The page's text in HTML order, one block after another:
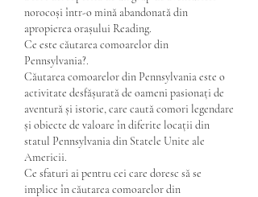
norocoși într-o mină abandonată din
apropierea orașului Reading.
Ce este căutarea comoarelor din
Pennsylvania?.
Căutarea comoarelor din Pennsylvania este o
activitate desfășurată de oameni pasionați de
aventură și istorie, care caută comori legendare
și obiecte de valoare în diferite locații din
statul Pennsylvania din Statele Unite ale
Americii.
Ce sfaturi ai pentru cei care doresc să se
implice în căutarea comoarelor din